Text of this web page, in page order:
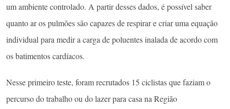
um ambiente controlado. A partir desses dados, é possível saber
quanto ar os pulmões são capazes de respirar e criar uma equação
individual para medir a carga de poluentes inalada de acordo com
os batimentos cardíacos.
Nesse primeiro teste, foram recrutados 15 ciclistas que faziam o
percurso do trabalho ou do lazer para casa na Região